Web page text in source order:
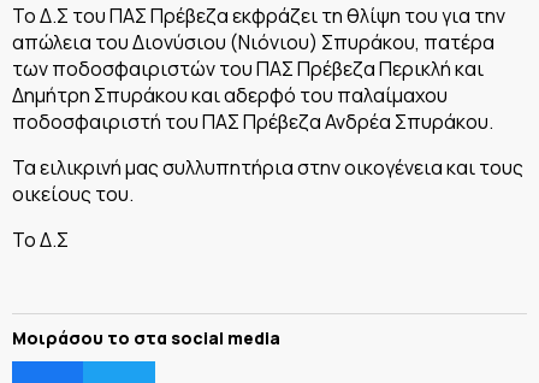
Το Δ.Σ του ΠΑΣ Πρέβεζα εκφράζει τη θλίψη του για την
απώλεια του Διονύσιου (Νιόνιου) Σπυράκου, πατέρα
των ποδοσφαιριστών του ΠΑΣ Πρέβεζα Περικλή και
Δημήτρη Σπυράκου και αδερφό του παλαίμαχου
ποδοσφαιριστή του ΠΑΣ Πρέβεζα Ανδρέα Σπυράκου.
Τα ειλικρινή μας συλλυπητήρια στην οικογένεια και τους
οικείους του.
Το Δ.Σ
Μοιράσου το στα social media